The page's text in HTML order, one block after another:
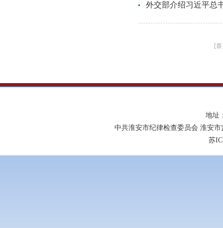
外交部介绍习近平总
[
地址
中共淮安市纪律检查委员会 淮安
苏